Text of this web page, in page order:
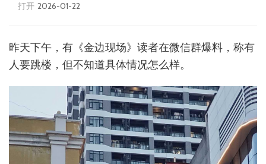
打开 2026-01-22
昨天下午，有《金边现场》读者在微信群爆料，称有
人要跳楼，但不知道具体情况怎么样。